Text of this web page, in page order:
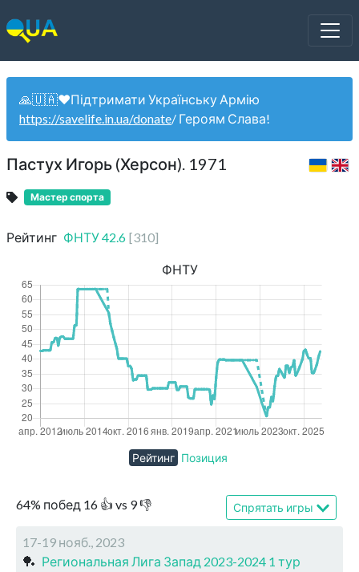
🙏🇺🇦❤️Підтримати Українську Армію
https://savelife.in.ua/donate/ Героям Слава!
Пастух Игорь (Херсон). 1971
Мастер спорта
Рейтинг ФНТУ42.6 [310]
64% побед 16 👍 vs 9👎 Спрятать игры
17-19 нояб., 2023
🏓 Региональная Лига Запад 2023-2024 1 тур
ФНТУ
Рейтинг Позиция